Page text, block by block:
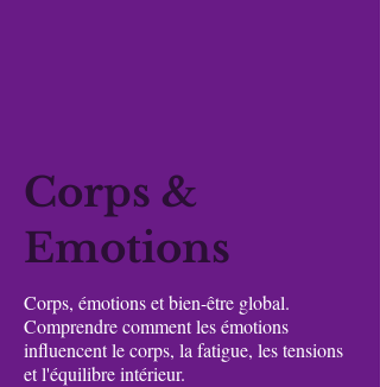
Corps &
Emotions
Corps, émotions et bien-être global.
Comprendre comment les émotions
influencent le corps, la fatigue, les tensions
et l'équilibre intérieur.